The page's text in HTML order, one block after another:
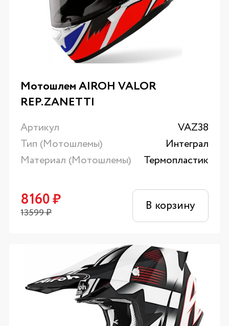
Мотошлем AIROH VALOR
REP.ZANETTI
Артикул
VAZ38
Тип (Мотошлемы)
Интеграл
Материал (Мотошлемы)
Термопластик
8160₽
13599₽ В корзину